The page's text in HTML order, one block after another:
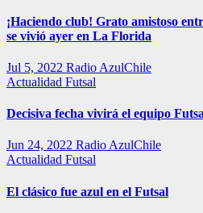
¡Haciendo club! Grato amistoso
se vivió ayer en La Florida
Jul 5, 2022 Radio AzulChile
Actualidad Futsal
Decisiva fecha vivirá el equipo
Jun 24, 2022 Radio AzulChile
Actualidad Futsal
El clásico fue azul en el Futsal